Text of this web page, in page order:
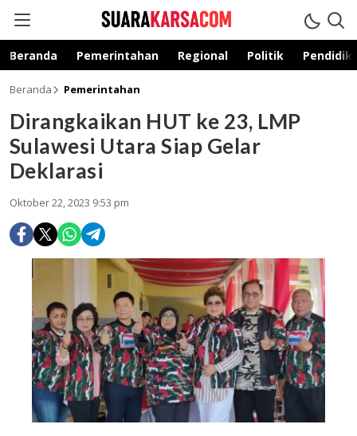
suarakarsa.com
Informasi terpercaya
Beranda Pemerintahan Regional Politik
Beranda Pemerintahan
Dirangkaikan HUT ke 23, LMP
Sulawesi Utara Siap Gelar
Deklarasi
Oktober 22, 2023 9:53 pm